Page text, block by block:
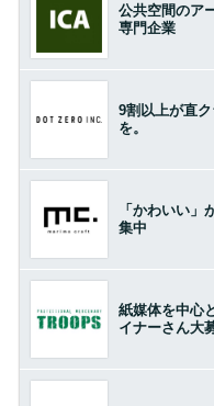
公共空間のア
専門企業
9割以上が直
を。
「かわいい
集中
紙媒体を中心
イナーさん大